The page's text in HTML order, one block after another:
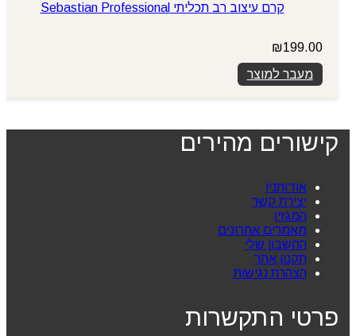
קרם עיצוב רב תכליתי Sebastian Professional
₪199.00
מעבר למוצר
קישורים מהירים
אודותניו
יצירת קשר
המגזין
מאמרים אחרונים
החשבון שלי
תקנון אתר
הצהרת נגישות
פרטי התקשרות